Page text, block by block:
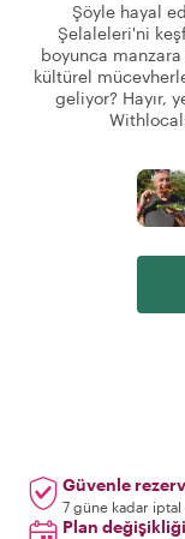
Şöyle hayal
Şelaleleri'ni
boyunca manzara
kültürel
geliyor? Hayır,
Güvenle
7 güne kadar
Plan